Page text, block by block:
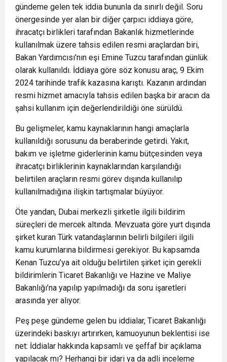
gündeme gelen tek iddia bununla da sınırlı değil. Soru
önergesinde yer alan bir diğer çarpıcı iddiaya göre,
ihracatçı birlikleri tarafından Bakanlık hizmetlerinde
kullanılmak üzere tahsis edilen resmi araçlardan biri,
Bakan Yardımcısı’nın eşi Emine Tuzcu tarafından günlük
olarak kullanıldı. İddiaya göre söz konusu araç, 9 Ekim
2024 tarihinde trafik kazasına karıştı. Kazanın ardından
resmi hizmet amacıyla tahsis edilen başka bir aracın da
şahsi kullanım için değerlendirildiği öne sürüldü.
Bu gelişmeler, kamu kaynaklarının hangi amaçlarla
kullanıldığı sorusunu da beraberinde getirdi. Yakıt,
bakım ve işletme giderlerinin kamu bütçesinden veya
ihracatçı birliklerinin kaynaklarından karşılandığı
belirtilen araçların resmi görev dışında kullanılıp
kullanılmadığına ilişkin tartışmalar büyüyor.
Öte yandan, Dubai merkezli şirketle ilgili bildirim
süreçleri de mercek altında. Mevzuata göre yurt dışında
şirket kuran Türk vatandaşlarının belirli bilgileri ilgili
kamu kurumlarına bildirmesi gerekiyor. Bu kapsamda
Kenan Tuzcu’ya ait olduğu belirtilen şirket için gerekli
bildirimlerin Ticaret Bakanlığı ve Hazine ve Maliye
Bakanlığı’na yapılıp yapılmadığı da soru işaretleri
arasında yer alıyor.
Peş peşe gündeme gelen bu iddialar, Ticaret Bakanlığı
üzerindeki baskıyı artırırken, kamuoyunun beklentisi ise
net: İddialar hakkında kapsamlı ve şeffaf bir açıklama
yapılacak mı? Herhangi bir idari ya da adli inceleme